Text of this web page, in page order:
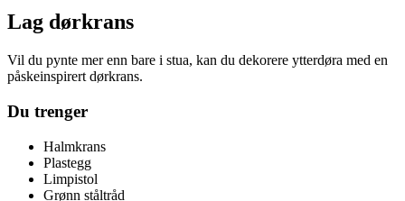
Lag dørkrans
Vil du pynte mer enn bare i stua, kan du dekorere ytterdøra med en
påskeinspirert dørkrans.
Du trenger
Halmkrans
Plastegg
Limpistol
Grønn ståltråd